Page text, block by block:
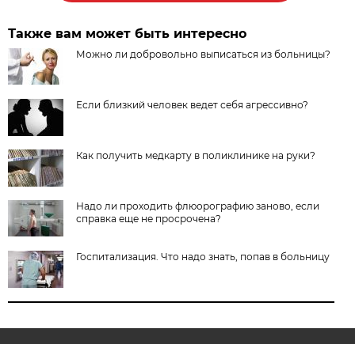
Также вам может быть интересно
Можно ли добровольно выписаться из больницы?
Если близкий человек ведет себя агрессивно?
Как получить медкарту в поликлинике на руки?
Надо ли проходить флюорографию заново, если
справка еще не просрочена?
Госпитализация. Что надо знать, попав в больницу